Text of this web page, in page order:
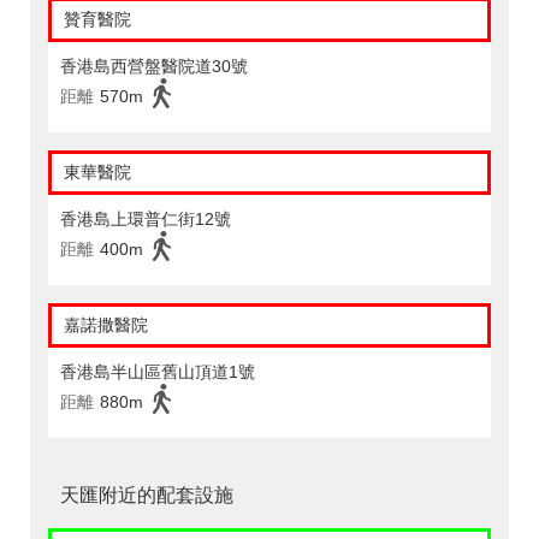
贊育醫院
香港島西營盤醫院道30號
距離 570m
東華醫院
香港島上環普仁街12號
距離 400m
嘉諾撒醫院
香港島半山區舊山頂道1號
距離 880m
天匯附近的配套設施